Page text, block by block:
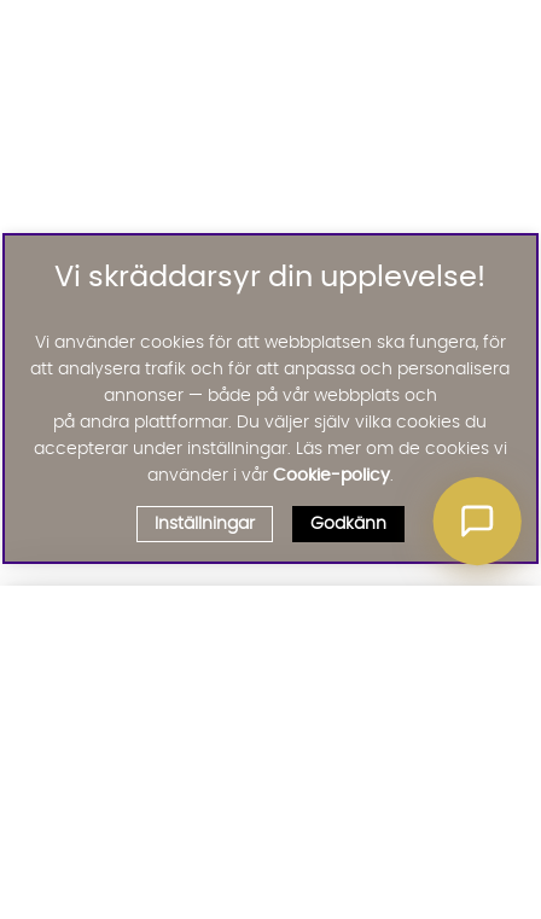
Vi skräddarsyr din upplevelse!
Vi använder cookies för att webbplatsen ska fungera, för
att analysera trafik och för att anpassa och personalisera
annonser — både på vår webbplats och
på andra plattformar. Du väljer själv vilka cookies du
accepterar under inställningar. Läs mer om de cookies vi
använder i vår Cookie-policy.
Inställningar Godkänn